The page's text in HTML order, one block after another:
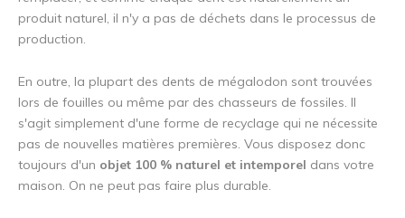
produit naturel, il n'y a pas de déchets dans le processus de
production.
En outre, la plupart des dents de mégalodon sont trouvées
lors de fouilles ou même par des chasseurs de fossiles. Il
s'agit simplement d'une forme de recyclage qui ne nécessite
pas de nouvelles matières premières. Vous disposez donc
toujours d'un objet 100 % naturel et intemporel dans votre
maison. On ne peut pas faire plus durable.